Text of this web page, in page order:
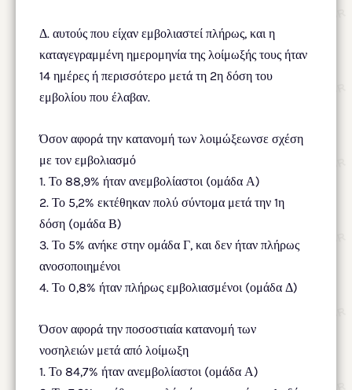
Δ. αυτούς που είχαν εμβολιαστεί πλήρως, και η
καταγεγραμμένη ημερομηνία της λοίμωξής τους ήταν
14 ημέρες ή περισσότερο μετά τη 2η δόση του
εμβολίου που έλαβαν.
Όσον αφορά την κατανομή των λοιμώξεωνσε σχέση
με τον εμβολιασμό
1. Το 88,9% ήταν ανεμβολίαστοι (ομάδα Α)
2. Το 5,2% εκτέθηκαν πολύ σύντομα μετά την 1η
δόση (ομάδα Β)
3. Το 5% ανήκε στην ομάδα Γ, και δεν ήταν πλήρως
ανοσοποιημένοι
4. Το 0,8% ήταν πλήρως εμβολιασμένοι (ομάδα Δ)
Όσον αφορά την ποσοστιαία κατανομή των
νοσηλειών μετά από λοίμωξη
1. Το 84,7% ήταν ανεμβολίαστοι (ομάδα Α)